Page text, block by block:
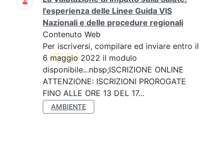
l'esperienza delle Linee Guida VIS
Nazionali e delle procedure regionali
Contenuto Web
Per iscriversi, compilare ed inviare entro il
6 maggio 2022 il modulo
disponibile...nbsp;ISCRIZIONE ONLINE
ATTENZIONE: ISCRIZIONI PROROGATE
FINO ALLE ORE 13 DEL 17...
AMBIENTE